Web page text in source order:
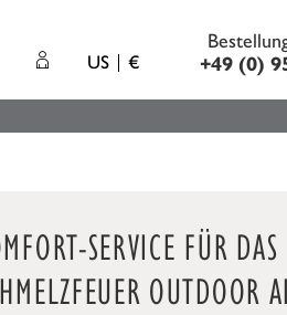
US € +49 (0)
SERVICE FÜR DAS
OUTDOOR